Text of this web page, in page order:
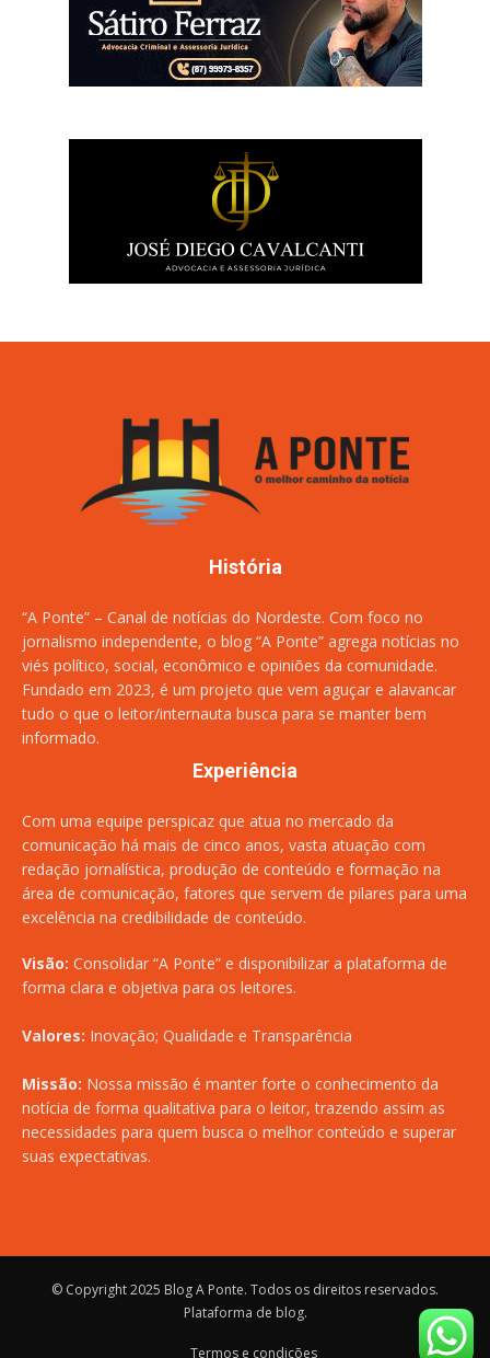
História
“A Ponte” – Canal de notícias do Nordeste. Com foco no
jornalismo independente, o blog “A Ponte” agrega notícias no
viés político, social, econômico e opiniões da comunidade.
Fundado em 2023, é um projeto que vem aguçar e alavancar
tudo o que o leitor/internauta busca para se manter bem
informado.
Experiência
Com uma equipe perspicaz que atua no mercado da
comunicação há mais de cinco anos, vasta atuação com
redação jornalística, produção de conteúdo e formação na
área de comunicação, fatores que servem de pilares para uma
excelência na credibilidade de conteúdo.
Visão: Consolidar “A Ponte” e disponibilizar a plataforma de
forma clara e objetiva para os leitores.
Valores: Inovação; Qualidade e Transparência
Missão: Nossa missão é manter forte o conhecimento da
notícia de forma qualitativa para o leitor, trazendo assim as
necessidades para quem busca o melhor conteúdo e superar
suas expectativas.
© Copyright 2025 Blog A Ponte. Todos os direitos reservados.
Plataforma de blog.
Termos e condições